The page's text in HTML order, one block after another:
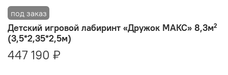
Детский игровой лабиринт «Дружок МАКС» 8,3м²
(3,5*2,35*2,5м)
447 190 ₽